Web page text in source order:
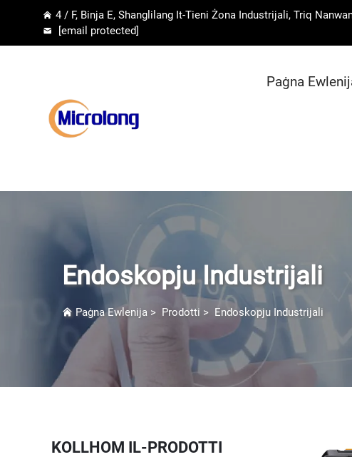
4 / F, Binja E, Shanglilang It-Tieni Żona Industrijali, Triq
[email protected]
Paġna
Endoskopju Industrijali
Paġna Ewlenija > Prodotti > Endoskopju Industrijali
KOLLHOM IL-PRODOTTI